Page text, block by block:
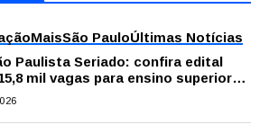
MaisSão PauloÚltimas Notícias
Paulista Seriado: confira edital
mil vagas para ensino superior